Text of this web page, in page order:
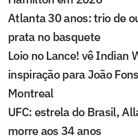
Atlanta 30 anos: trio de
prata no basquete
Loio no Lance! vê Indian
inspiração para João
Montreal
UFC: estrela do Brasil,
morre aos 34 anos